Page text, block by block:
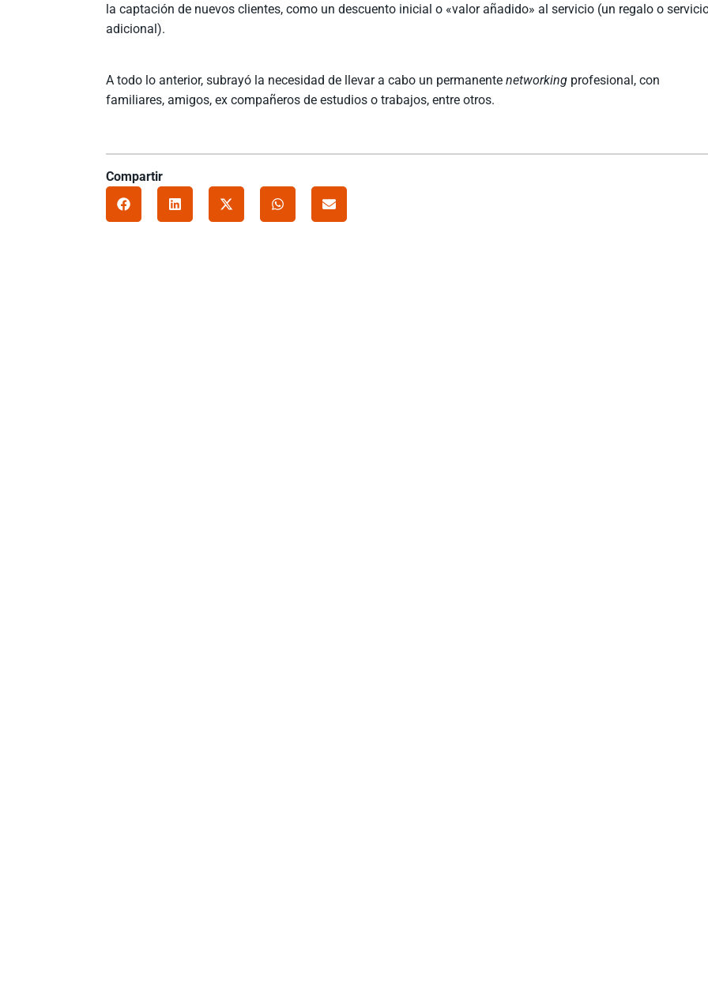
la captación de nuevos clientes, como un descuento inicial o «valor añadido» al servicio (un regalo o
adicional).
A todo lo anterior, subrayó la necesidad de llevar a cabo un permanentenetworking profesional, con
familiares, amigos, ex compañeros de estudios o trabajos, entre otros.
Compartir